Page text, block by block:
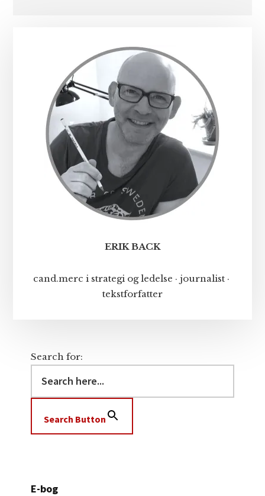
ERIK BACK
cand.merc i strategi og ledelse · journalist ·
tekstforfatter
Search for:
Search Button
E-bog